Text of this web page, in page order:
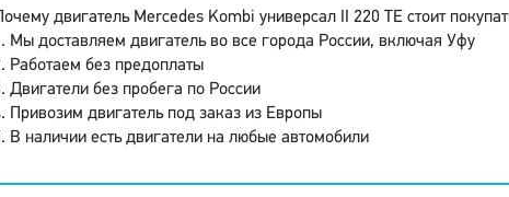
Почему двигатель Mercedes Kombi универсал II 220 TE стоит
Мы доставляем двигатель во все города России, включая Уфу
Работаем без предоплаты
Двигатели без пробега по России
Привозим двигатель под заказ из Европы
В наличии есть двигатели на любые автомобили